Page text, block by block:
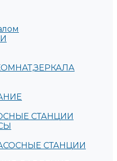
СТАНЦИИ
СТАНЦИИ